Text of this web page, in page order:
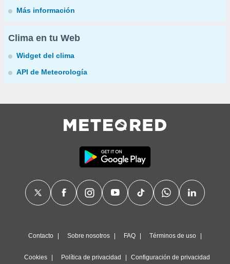
Más información
Clima en tu Web
Widget del clima
API de Meteorología
Contacto Sobre nosotros FAQ Términos de uso
Cookies Política de privacidad Configuración de privacidad